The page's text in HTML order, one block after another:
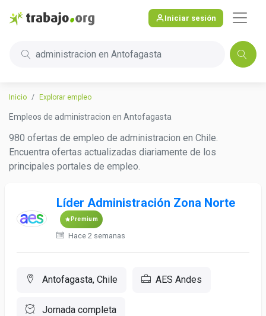
Iniciar sesión
administracion en Antofagasta
Inicio Explorar empleo
Empleos de administracion en Antofagasta
980 ofertas de empleo de administracion en Chile.
Encuentra ofertas actualizadas diariamente de los
principales portales de empleo.
Líder Administración Zona Norte
Premium
Hace 2 semanas
Antofagasta, Chile AES Andes
Jornada completa